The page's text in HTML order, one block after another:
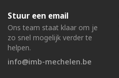
Stuur een email
Ons team staat klaar om je
zo snel mogelijk verder te
helpen.
info@imb-mechelen.be